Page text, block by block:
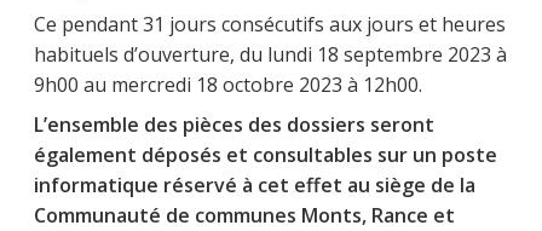
Ce pendant 31 jours consécutifs aux jours et heures
habituels d’ouverture, du lundi 18 septembre 2023 à
9h00 au mercredi 18 octobre 2023 à 12h00.
L’ensemble des pièces des dossiers seront
également déposés et consultables sur un poste
informatique réservé à cet effet au siège de la
Communauté de communes Monts, Rance et